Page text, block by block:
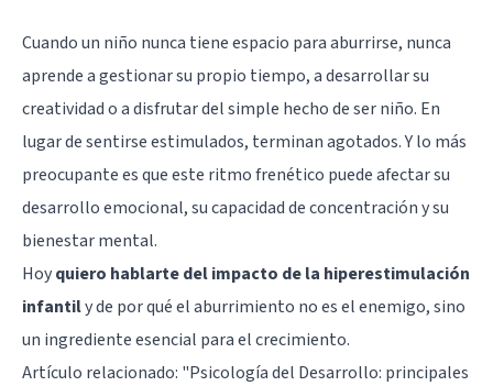
Cuando un niño nunca tiene espacio para aburrirse, nunca
aprende a gestionar su propio tiempo, a desarrollar su
creatividad o a disfrutar del simple hecho de ser niño. En
lugar de sentirse estimulados, terminan agotados. Y lo más
preocupante es que este ritmo frenético puede afectar su
desarrollo emocional, su capacidad de concentración y su
bienestar mental.
Hoyquiero hablarte del impacto de la hiperestimulación
infantily de por qué el aburrimiento no es el enemigo, sino
un ingrediente esencial para el crecimiento.
Artículo relacionado: "Psicología del Desarrollo: principales